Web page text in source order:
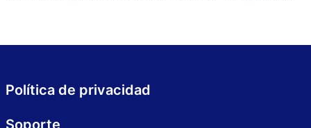
Política de privacidad
Soporte